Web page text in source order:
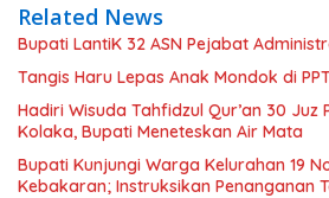
Related News
Bupati LantiK 32 ASN Pejabat
Tangis Haru Lepas Anak Mondok di
Hadiri Wisuda Tahfidzul Qur’an 30 Juz
Kolaka, Bupati Meneteskan Air Mata
Bupati Kunjungi Warga Kelurahan 19
Kebakaran; Instruksikan Penanganan